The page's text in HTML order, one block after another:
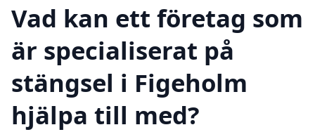
Vad kan ett företag som
är specialiserat på
stängsel i Figeholm
hjälpa till med?